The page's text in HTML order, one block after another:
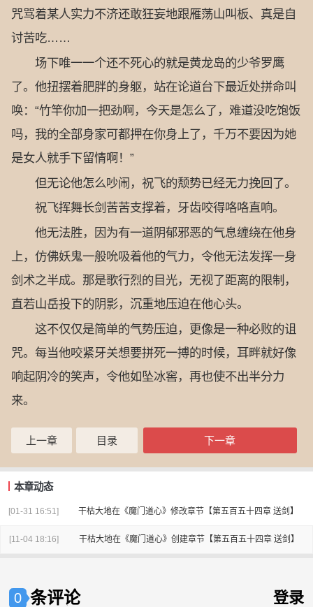
咒骂着某人实力不济还敢狂妄地跟雁荡山叫板、真是自
讨苦吃……
场下唯一一个还不死心的就是黄龙岛的少爷罗鹰
了。他扭摆着肥胖的身躯，站在论道台下最近处拼命叫
唤：“竹竿你加一把劲啊，今天是怎么了，难道没吃饱饭
吗，我的全部身家可都押在你身上了，千万不要因为她
是女人就手下留情啊！”
但无论他怎么吵闹，祝飞的颓势已经无力挽回了。
祝飞挥舞长剑苦苦支撑着，牙齿咬得咯咯直响。
他无法胜，因为有一道阴郁邪恶的气息缠绕在他身
上，仿佛妖鬼一般吮吸着他的气力，令他无法发挥一身
剑术之半成。那是歌行烈的目光，无视了距离的限制，
直若山岳投下的阴影，沉重地压迫在他心头。
这不仅仅是简单的气势压迫，更像是一种必败的诅
咒。每当他咬紧牙关想要拼死一搏的时候，耳畔就好像
响起阴冷的笑声，令他如坠冰窖，再也使不出半分力
来。
上一章 目录 下一章
本章动态
[01-31 16:51] 干枯大地在 《魔门道心》 修改章节 【第五百五十四章 送剑】
[11-04 18:16] 干枯大地在 《魔门道心》 创建章节 【第五百五十四章 送剑】
0 条评论 登录